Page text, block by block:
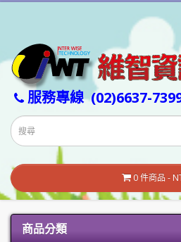
服務專線(02)6637-
0 件商品 -
商品分類